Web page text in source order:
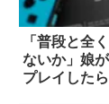
「普段と全
ないか」娘
プレイした